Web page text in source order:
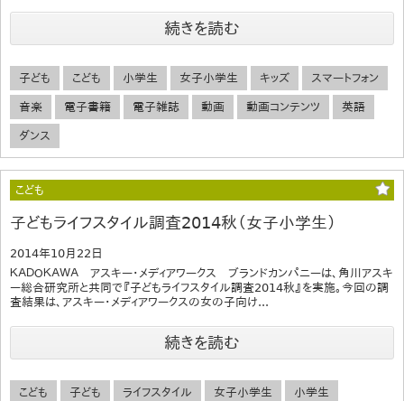
続きを読む
子ども こども 小学生 女子小学生 キッズ スマートフォン
音楽 電子書籍 電子雑誌 動画 動画コンテンツ 英語
ダンス
こども
子どもライフスタイル調査2014秋（女子小学生）
2014年10月22日
ＫＡＤＯＫＡＷＡ アスキー・メディアワークス ブランドカンパニーは、角川アスキ
ー総合研究所と共同で『子どもライフスタイル調査2014秋』を実施。今回の調
査結果は、アスキー・メディアワークスの女の子向け...
続きを読む
こども 子ども ライフスタイル 女子小学生 小学生